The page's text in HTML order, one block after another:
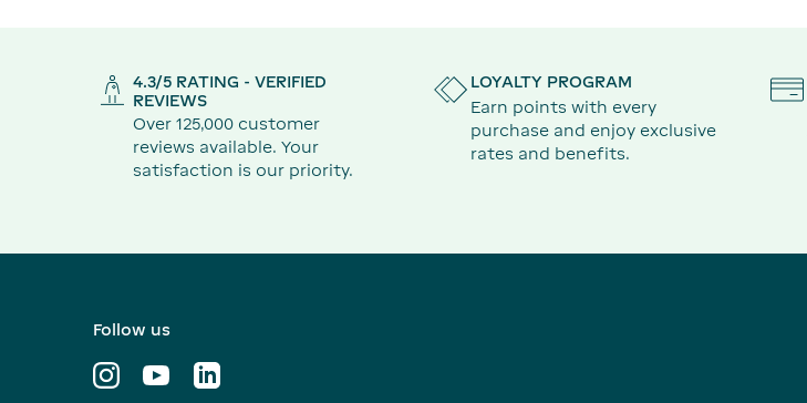
4.3/5 RATING - VERIFIED
REVIEWS
Over 125,000 customer
reviews available. Your
satisfaction is our priority.
LOYALTY PROGRAM
Earn points with every
purchase and enjoy exclusive
rates and benefits.
Follow us